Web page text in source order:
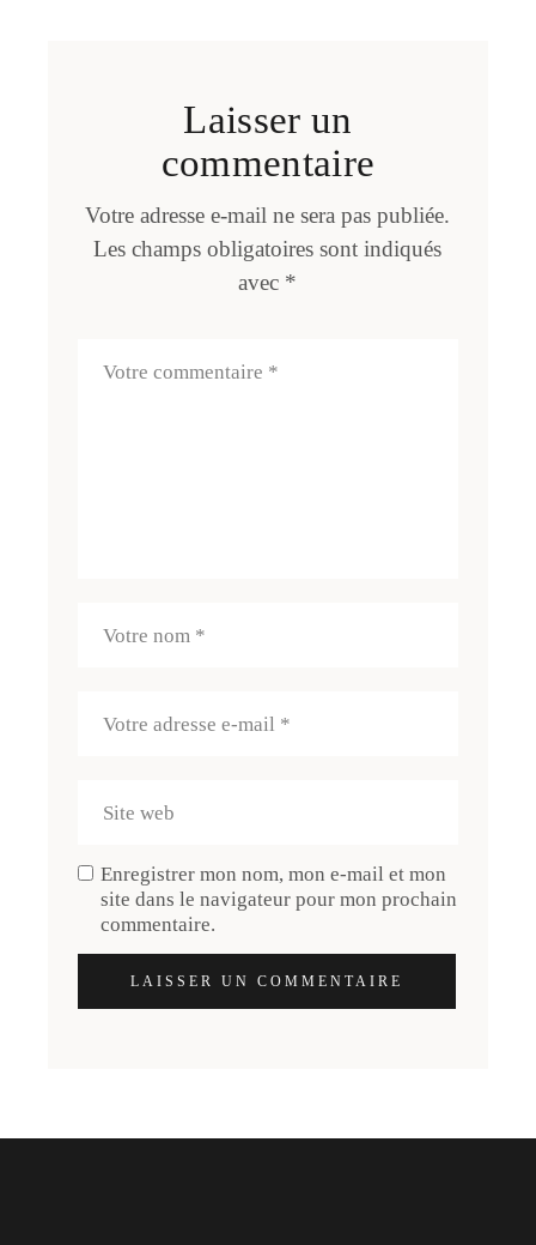
Laisser un
commentaire
Votre adresse e-mail ne sera pas publiée.
Les champs obligatoires sont indiqués
avec *
Enregistrer mon nom, mon e-mail et mon
site dans le navigateur pour mon prochain
commentaire.
LAISSER UN COMMENTAIRE